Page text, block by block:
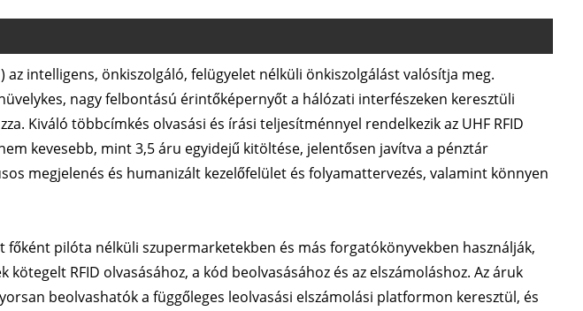
az intelligens, önkiszolgáló, felügyelet nélküli önkiszolgálást valósítja meg.
nagy felbontású érintőképernyőt a hálózati interfészeken keresztüli
Kiváló többcímkés olvasási és írási teljesítménnyel rendelkezik az UHF RFID
kevesebb, mint 3,5 áru egyidejű kitöltése, jelentősen javítva a pénztár
megjelenés és humanizált kezelőfelület és folyamattervezés, valamint könnyen
főként pilóta nélküli szupermarketekben és más forgatókönyvekben használják,
RFID olvasásához, a kód beolvasásához és az elszámoláshoz. Az áruk
beolvashatók a függőleges leolvasási elszámolási platformon keresztül, és